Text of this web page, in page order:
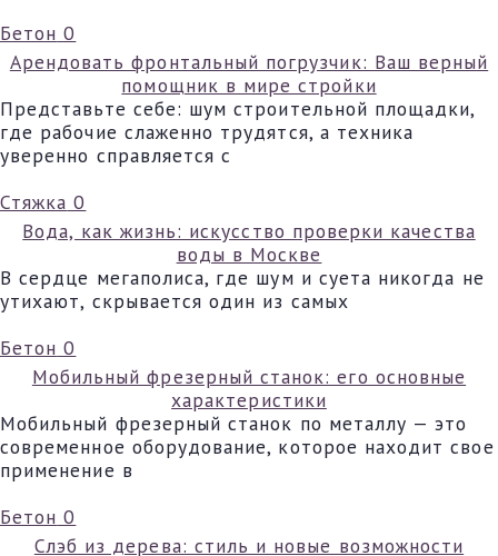
Бетон 0
Арендовать фронтальный погрузчик: Ваш верный
помощник в мире стройки
Представьте себе: шум строительной площадки,
где рабочие слаженно трудятся, а техника
уверенно справляется с
Стяжка 0
Вода, как жизнь: искусство проверки качества
воды в Москве
В сердце мегаполиса, где шум и суета никогда не
утихают, скрывается один из самых
Бетон 0
Мобильный фрезерный станок: его основные
характеристики
Мобильный фрезерный станок по металлу — это
современное оборудование, которое находит свое
применение в
Бетон 0
Слэб из дерева: стиль и новые возможности